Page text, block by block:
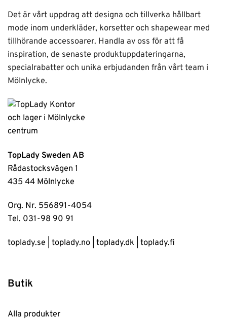
Det är vårt uppdrag att designa och tillverka hållbart
mode inom underkläder, korsetter och shapewear med
tillhörande accessoarer. Handla av oss för att få
inspiration, de senaste produktuppdateringarna,
specialrabatter och unika erbjudanden från vårt team i
Mölnlycke.
TopLady Sweden AB
Rådastocksvägen 1
435 44 Mölnlycke
Org. Nr. 556891-4054
Tel. 031-98 90 91
toplady.se toplady.no toplady.dk toplady.fi
Butik
Alla produkter